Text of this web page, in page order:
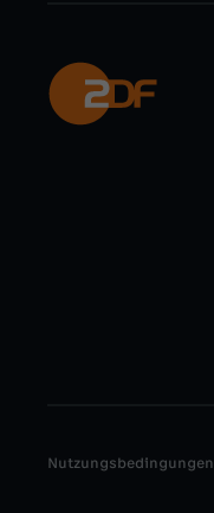
Nutzungsbedingungen